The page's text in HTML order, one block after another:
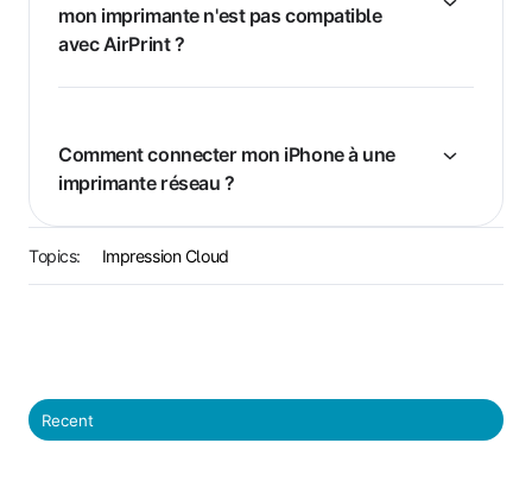
mon imprimante n'est pas compatible
avec AirPrint ?
Comment connecter mon iPhone à une
imprimante réseau ?
Topics: Impression Cloud
Recent